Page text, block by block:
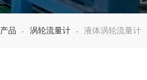
产品 - 涡轮流量计 - 液体涡轮流量计